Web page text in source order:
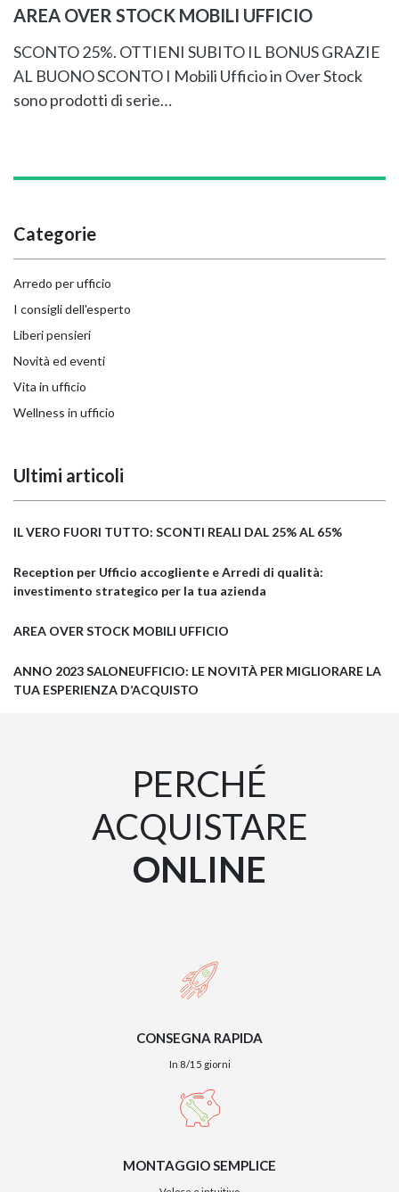
AREA OVER STOCK MOBILI UFFICIO
SCONTO 25%. OTTIENI SUBITO IL BONUS GRAZIE
AL BUONO SCONTO I Mobili Ufficio in Over Stock
sono prodotti di serie…
Categorie
Arredo per ufficio
I consigli dell'esperto
Liberi pensieri
Novità ed eventi
Vita in ufficio
Wellness in ufficio
Ultimi articoli
IL VERO FUORI TUTTO: SCONTI REALI DAL 25% AL 65%
Reception per Ufficio accogliente e Arredi di qualità:
investimento strategico per la tua azienda
AREA OVER STOCK MOBILI UFFICIO
ANNO 2023 SALONEUFFICIO: LE NOVITÀ PER MIGLIORARE LA
TUA ESPERIENZA D’ACQUISTO
PERCHÉ
ACQUISTARE
ONLINE
CONSEGNA RAPIDA
In 8/15 giorni
MONTAGGIO SEMPLICE